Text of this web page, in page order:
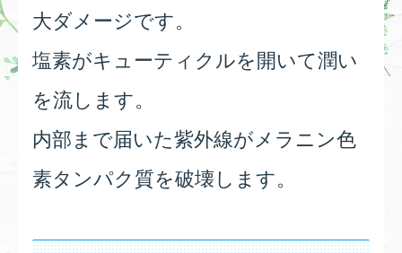
大ダメージです。
塩素がキューティクルを開いて潤い
を流します。
内部まで届いた紫外線がメラニン色
素タンパク質を破壊します。